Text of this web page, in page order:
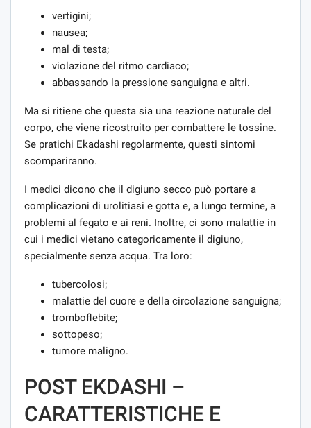
vertigini;
nausea;
mal di testa;
violazione del ritmo cardiaco;
abbassando la pressione sanguigna e altri.
Ma si ritiene che questa sia una reazione naturale del
corpo, che viene ricostruito per combattere le tossine.
Se pratichi Ekadashi regolarmente, questi sintomi
scompariranno.
I medici dicono che il digiuno secco può portare a
complicazioni di urolitiasi e gotta e, a lungo termine, a
problemi al fegato e ai reni. Inoltre, ci sono malattie in
cui i medici vietano categoricamente il digiuno,
specialmente senza acqua. Tra loro:
tubercolosi;
malattie del cuore e della circolazione sanguigna;
tromboflebite;
sottopeso;
tumore maligno.
POST EKDASHI –
CARATTERISTICHE E